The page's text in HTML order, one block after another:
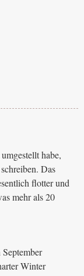
umgestellt habe,
Das
flotter und
mehr als 20
Winter